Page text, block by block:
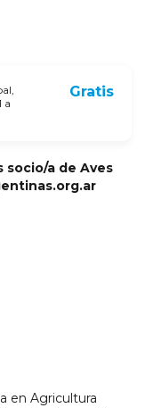
a
Gratis
a de Aves
en Agricultura